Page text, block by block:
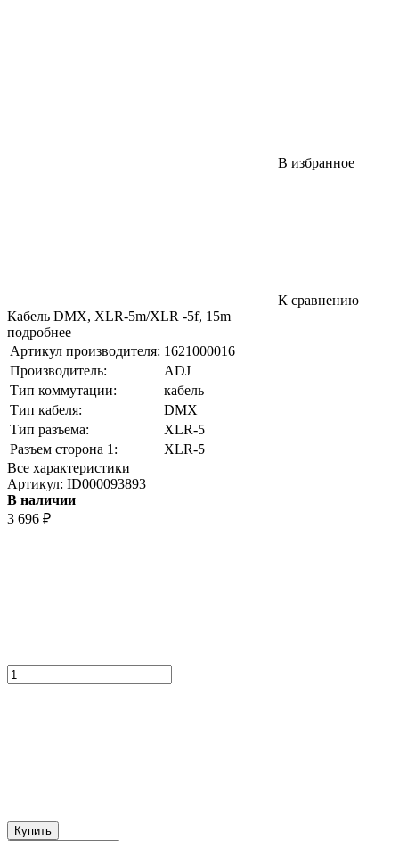
В избранное
К сравнению
Кабель DMX, XLR-5m/XLR -5f, 15m
подробнее
Артикул производителя: 1621000016
Производитель:
ADJ
Тип коммутации:
кабель
Тип кабеля:
DMX
Тип разъема:
XLR-5
Разъем сторона 1:
XLR-5
Все характеристики
Артикул: ID000093893
В наличии
3 696 ₽
Купить